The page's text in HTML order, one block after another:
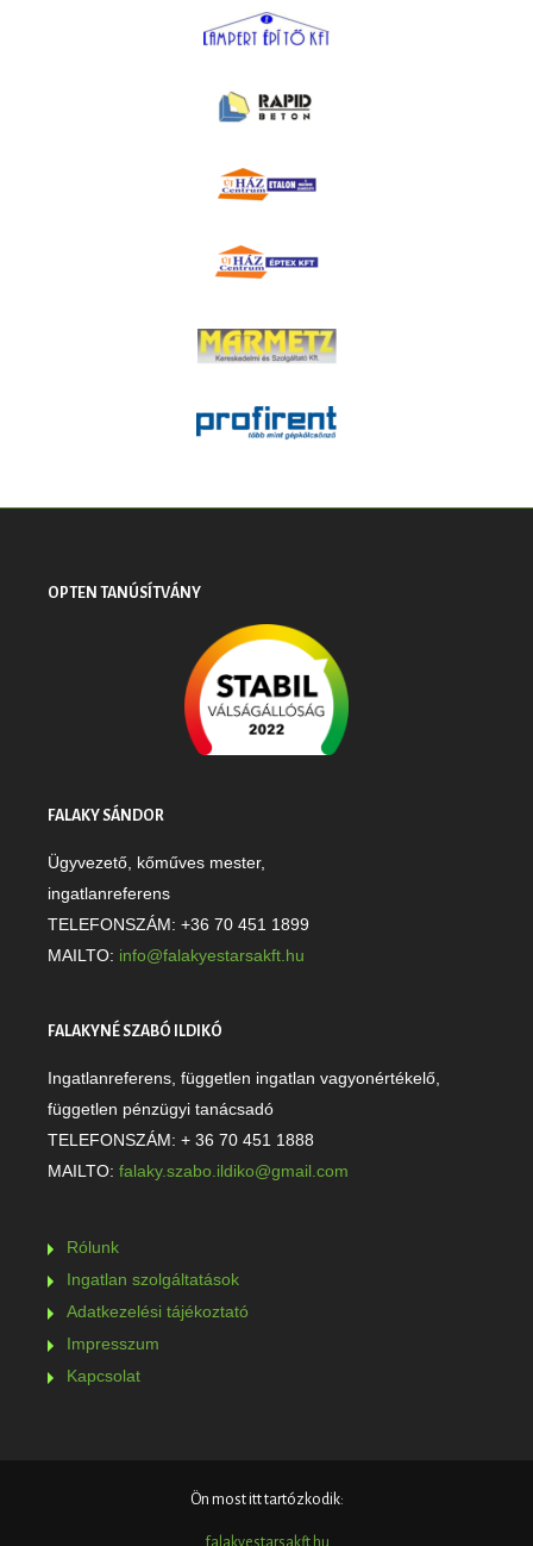
OPTEN TANÚSÍTVÁNY
FALAKY SÁNDOR
Ügyvezető, kőműves mester,
ingatlanreferens
TELEFONSZÁM: +36 70 451 1899
MAILTO: info@falakyestarsakft.hu
FALAKYNÉ SZABÓ ILDIKÓ
Ingatlanreferens, független ingatlan vagyonértékelő,
független pénzügyi tanácsadó
TELEFONSZÁM: + 36 70 451 1888
MAILTO: falaky.szabo.ildiko@gmail.com
Rólunk
Ingatlan szolgáltatások
Adatkezelési tájékoztató
Impresszum
Kapcsolat
Ön most itt tartózkodik:
falakyestarsakft.hu